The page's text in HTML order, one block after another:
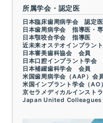
所属学会・認定医
日本臨床歯周病学会 認定医
日本歯周病学会 指導医・
日本顎咬合学会 指導医
近未来オステオインプラン
日本審美歯科協会 会員
日本口腔インプラント学会
日本補綴歯科学会 会員
米国歯周病学会（AAP）会
米国インプラント学会（AO
京セラメディカルインスト
Japan United Colleagues